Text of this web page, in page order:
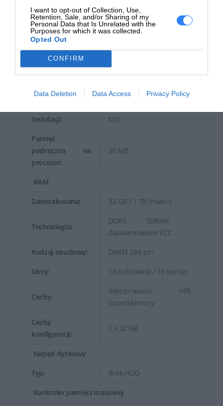
I want to opt-out of Collection, Use,
Retention, Sale, and/or Sharing of my
Personal Data that Is Unrelated with the
Purposes for which it was collected.
Opted Out
CONFIRM
Data Deletion Data Access Privacy Policy
Ilość procesorów:
Max ilość
procesorów:
1
Główne cechy
procesora:
Boost
Pamięć podręczna
Instalacji:
MB
Pamięć
podręczna na
procesor:
30 MB
RAM
Zainstalowana: 32 GB / 1 TB (maks.)
Technologia:
DDR5 SDRAM -
Zaawansowane ECC
Rodzaj obudowy: DIMM 288-pin
Sloty: 16 (całkowita) / 15 (pusty)
Cechy:
Rejestrowana, HPE
SmartMemory
Cechy
konfiguracji:
1 x 32 GB
Napęd dyskowy
Typ: Brak HDD
Kontroler pamięci masowej